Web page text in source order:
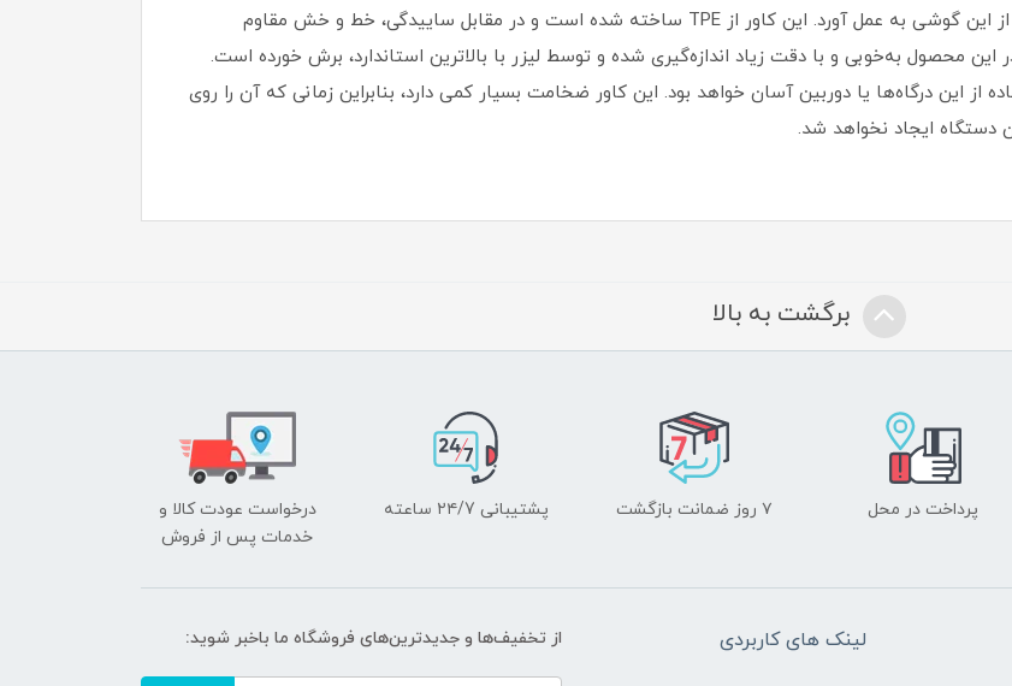
گوشی موبایل شما را بپوشاند و محافظت 360 درجه‌ای را از این گوشی به عمل آورد‏.‏ این کاور از TPE ساخته شده است و در مقابل ساییدگی، خط و خش مقاوم
این محصول به‌خوبی و با دقت زیاد اندازه‌گیری شده و توسط لیزر با بالاترین استاندارد، برش خورده است‏.‏
از این درگاه‌ها یا دوربین آسان خواهد بود‏.‏ این کاور ضخامت بسیار کمی دارد، بنابراین زمانی که آن را روی
دستگاه ایجاد نخواهد شد‏.‏
برگشت به بالا
پرداخت در محل ۷ روز ضمانت بازگشت پشتیبانی ۲۴/7 ساعته
درخواست عودت کالا و
خدمات پس از فروش
لینک های کاربردی از تخفیف‌ها و جدیدترین‌های فروشگاه ما باخبر شوید: